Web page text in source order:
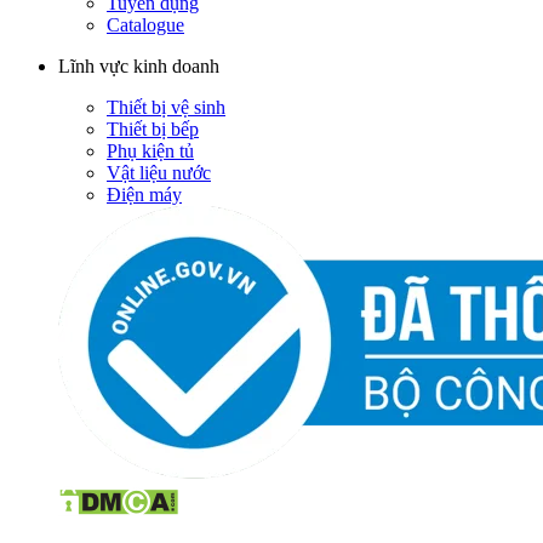
Catalogue
Lĩnh vực kinh doanh
Thiết bị vệ sinh
Thiết bị bếp
Phụ kiện tủ
Vật liệu nước
Điện máy